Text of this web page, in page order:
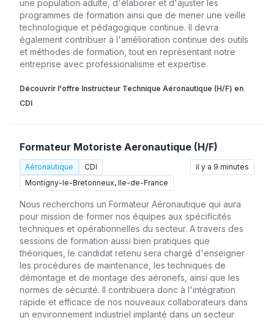
une population adulte, d'élaborer et d'ajuster les
programmes de formation ainsi que de mener une veille
technologique et pédagogique continue. Il devra
également contribuer à l'amélioration continue des outils
et méthodes de formation, tout en représentant notre
entreprise avec professionalisme et expertise.
Découvrir l'offre Instructeur Technique Aéronautique (H/F) en
CDI
Formateur Motoriste Aeronautique (H/F)
Aéronautique
CDI
Montigny-le-Bretonneux, Ile-de-France
il y a 9 minutes
Nous recherchons un Formateur Aéronautique qui aura
pour mission de former nos équipes aux spécificités
techniques et opérationnelles du secteur. A travers des
sessions de formation aussi bien pratiques que
théoriques, le candidat retenu sera chargé d'enseigner
les procédures de maintenance, les techniques de
démontage et de montage des aéronefs, ainsi que les
normes de sécurité. Il contribuera donc à l'intégration
rapide et efficace de nos nouveaux collaborateurs dans
un environnement industriel implanté dans un secteur